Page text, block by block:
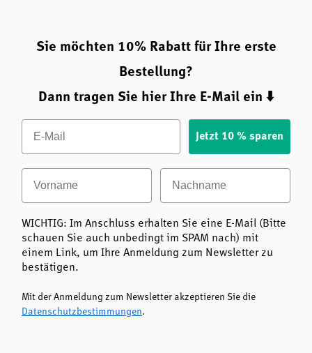
Sie möchten 10% Rabatt für Ihre erste
Bestellung?
Dann tragen Sie hier Ihre E-Mail ein ⬇️
Email
Jetzt 10 % sparen
Vorname Nachname
WICHTIG: Im Anschluss erhalten Sie eine E-Mail (Bitte
schauen Sie auch unbedingt im SPAM nach) mit
einem Link, um Ihre Anmeldung zum Newsletter zu
bestätigen.
Mit der Anmeldung zum Newsletter akzeptieren Sie die
Datenschutzbestimmungen.